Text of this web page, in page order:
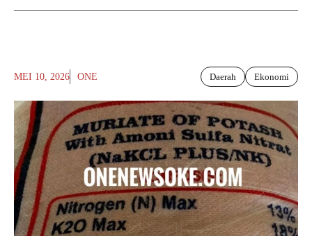
MEI 10, 2026 ONE Daerah Ekonomi